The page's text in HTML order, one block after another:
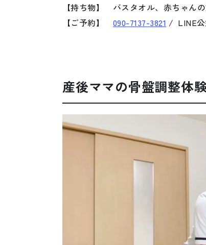
【持ち物】 バスタオル、赤ちゃん
【ご予約】 090-7137-3821 / LINE公
産後ママの骨盤調整体